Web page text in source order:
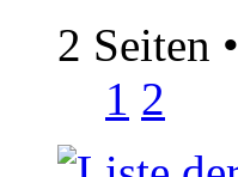
2 Seiten •
1 2